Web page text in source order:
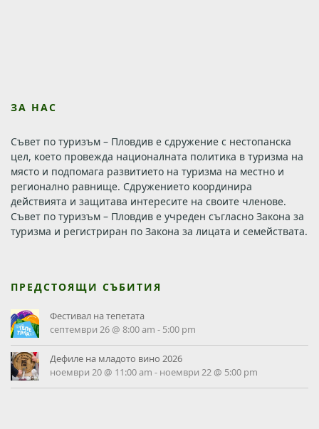
ЗА НАС
Съвет по туризъм – Пловдив е сдружение с нестопанска
цел, което провежда националната политика в туризма на
място и подпомага развитието на туризма на местно и
регионално равнище. Сдружението координира
действията и защитава интересите на своите членове.
Съвет по туризъм – Пловдив е учреден съгласно Закона за
туризма и регистриран по Закона за лицата и семействата.
ПРЕДСТОЯЩИ СЪБИТИЯ
Фестивал на тепетата
септември 26 @ 8:00 am - 5:00 pm
Дефиле на младото вино 2026
ноември 20 @ 11:00 am - ноември 22 @ 5:00 pm